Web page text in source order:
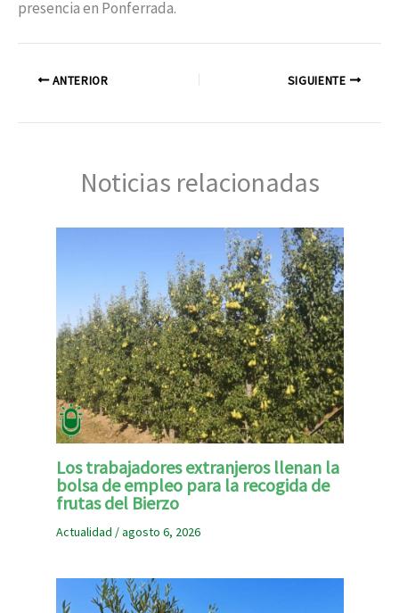
presencia en Ponferrada.
ANTERIOR SIGUIENTE
Noticias relacionadas
Los trabajadores extranjeros llenan la
bolsa de empleo para la recogida de
frutas del Bierzo
Actualidad /agosto 6, 2026